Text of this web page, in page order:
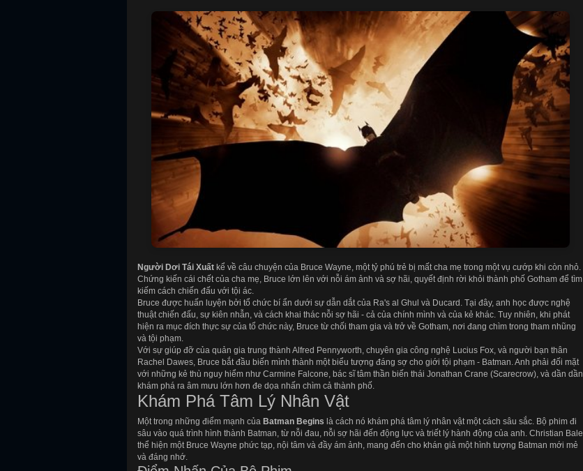
Người Dơi Tái Xuất kể về câu chuyện của Bruce Wayne, một tỷ phú trẻ bị mất cha mẹ trong một vụ cướp khi còn nhỏ.
Chứng kiến cái chết của cha mẹ, Bruce lớn lên với nỗi ám ảnh và sợ hãi, quyết định rời khỏi thành phố Gotham để tìm
kiếm cách chiến đấu với tội ác.
Bruce được huấn luyện bởi tổ chức bí ẩn dưới sự dẫn dắt của Ra's al Ghul và Ducard. Tại đây, anh học được nghệ
thuật chiến đấu, sự kiên nhẫn, và cách khai thác nỗi sợ hãi - cả của chính mình và của kẻ khác. Tuy nhiên, khi phát
hiện ra mục đích thực sự của tổ chức này, Bruce từ chối tham gia và trở về Gotham, nơi đang chìm trong tham nhũng
và tội phạm.
Với sự giúp đỡ của quản gia trung thành Alfred Pennyworth, chuyên gia công nghệ Lucius Fox, và người bạn thân
Rachel Dawes, Bruce bắt đầu biến mình thành một biểu tượng đáng sợ cho giới tội phạm - Batman. Anh phải đối mặt
với những kẻ thù nguy hiểm như Carmine Falcone, bác sĩ tâm thần biến thái Jonathan Crane (Scarecrow), và dần dần
khám phá ra âm mưu lớn hơn đe dọa nhấn chìm cả thành phố.
Khám Phá Tâm Lý Nhân Vật
Một trong những điểm mạnh của Batman Begins là cách nó khám phá tâm lý nhân vật một cách sâu sắc. Bộ phim đi
sâu vào quá trình hình thành Batman, từ nỗi đau, nỗi sợ hãi đến động lực và triết lý hành động của anh. Christian Bale
thể hiện một Bruce Wayne phức tạp, nội tâm và đầy ám ảnh, mang đến cho khán giả một hình tượng Batman mới mẻ
và đáng nhớ.